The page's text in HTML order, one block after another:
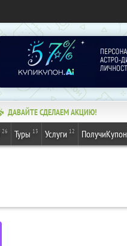
ДАВАЙТЕ СДЕЛАЕМ АКЦИЮ!
26 Туры 13 Услуги 12 ПолучиКупон